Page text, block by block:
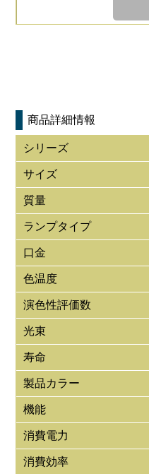
商品詳細情報
シリーズ
サイズ
質量
ランプタイプ
口金
色温度
演色性評価数
光束
寿命
製品カラー
機能
消費電力
消費効率